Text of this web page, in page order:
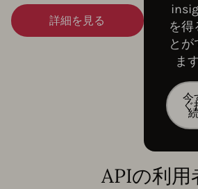
詳細を見る
を得
とが
ま
今
ぐ
APIの利用